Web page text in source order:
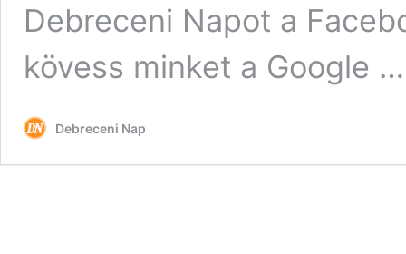
Debreceni Napot a
kövess minket a Google
Debreceni Nap